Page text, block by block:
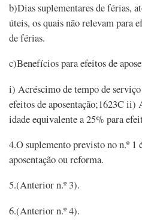
b)Dias suplementares de férias,
úteis, os quais não relevam para
de férias.
c)Benefícios para efeitos de
i) Acréscimo de tempo de
efeitos de aposentação;1623C ii)
idade equivalente a 25% para
4.O suplemento previsto no n.º 1
aposentação ou reforma.
5.(Anterior n.º 3).
6.(Anterior n.º 4).